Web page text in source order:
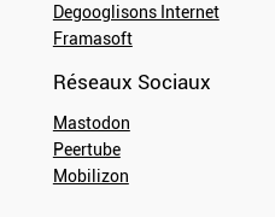
Degooglisons Internet
Framasoft
Réseaux Sociaux
Mastodon
Peertube
Mobilizon